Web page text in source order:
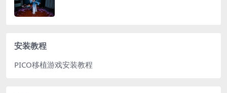
安装教程
PICO移植游戏安装教程